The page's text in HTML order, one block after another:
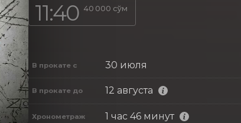
11:40 40 000 сўм
В прокате с 30 июля
В прокате до 12 августа
Хронометраж 1 час 46 минут